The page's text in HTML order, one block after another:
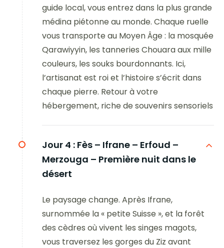
guide local, vous entrez dans la plus grande
médina piétonne au monde. Chaque ruelle
vous transporte au Moyen Âge : la mosquée
Qarawiyyin, les tanneries Chouara aux mille
couleurs, les souks bourdonnants. Ici,
l’artisanat est roi et l’histoire s’écrit dans
chaque pierre. Retour à votre
hébergement, riche de souvenirs sensoriels
Jour 4 : Fès – Ifrane – Erfoud –
Merzouga – Première nuit dans le
désert
Le paysage change. Après Ifrane,
surnommée la « petite Suisse », et la forêt
des cèdres où vivent les singes magots,
vous traversez les gorges du Ziz avant